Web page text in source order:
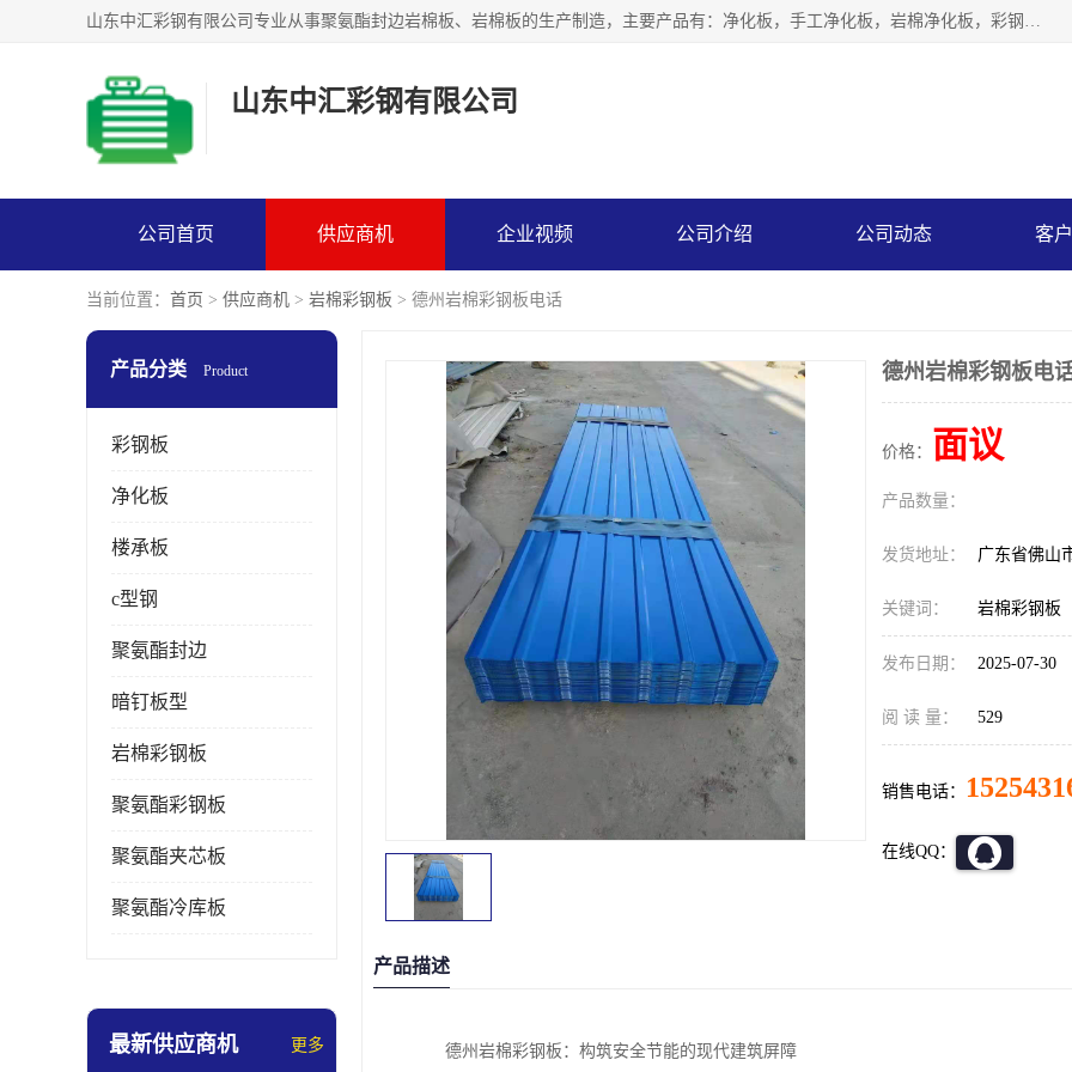
山东中汇彩钢有限公司专业从事聚氨酯封边岩棉板、岩棉板的生产制造，主要产品有：净化板，手工净化板，岩棉净化板，彩钢板，聚氨酯封边岩棉复合板，聚氨酯封边岩棉夹芯板。
山东中汇彩钢有限公司
公司首页 供应商机 企业视频 公司介绍 公司动态 客
当前位置： 首页 > 供应商机 > 岩棉彩钢板 > 德州岩棉彩钢板电话
产品分类 Product
彩钢板
净化板
楼承板
c型钢
聚氨酯封边
暗钉板型
岩棉彩钢板
聚氨酯彩钢板
聚氨酯夹芯板
聚氨酯冷库板
最新供应商机 更多
德州岩棉彩钢板电
价格： 面议
产品数量：
发货地址： 广东省佛山
关键词： 岩棉彩钢板
发布日期： 2025-07-30
阅 读 量： 529
销售电话：
在线QQ：
产品描述
德州岩棉彩钢板：构筑安全节能的现代建筑屏障